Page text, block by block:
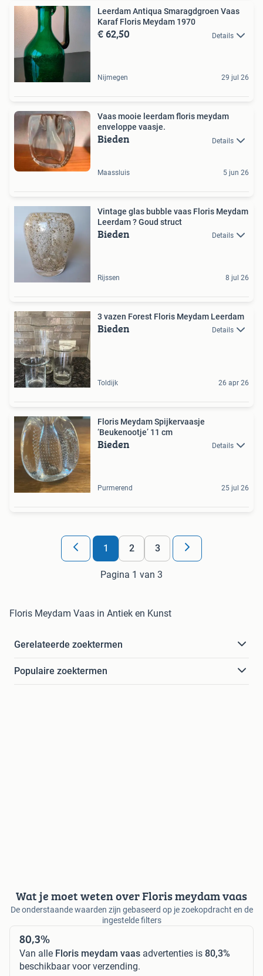
Leerdam Antiqua Smaragdgroen Vaas
Karaf Floris Meydam 1970
€ 62,50 Details
Nijmegen 29 jul 26
Vaas mooie leerdam floris meydam
enveloppe vaasje.
Bieden Details
Maassluis 5 jun 26
Vintage glas bubble vaas Floris Meydam
Leerdam ? Goud struct
Bieden Details
Rijssen 8 jul 26
3 vazen Forest Floris Meydam Leerdam
Bieden Details
Toldijk 26 apr 26
Floris Meydam Spijkervaasje
‘Beukenootje’ 11 cm
Bieden Details
Purmerend 25 jul 26
1 2 3
Pagina 1 van 3
Floris Meydam Vaas in Antiek en Kunst
Gerelateerde zoektermen
Populaire zoektermen
Wat je moet weten over Floris meydam vaas
De onderstaande waarden zijn gebaseerd op je zoekopdracht en de
ingestelde filters
80,3%
Van alle Floris meydam vaas advertenties is 80,3%
beschikbaar voor verzending.